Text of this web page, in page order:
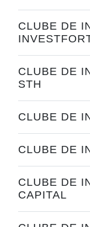
CLUBE DE
CLUBE DE
STH
CLUBE DE
CLUBE DE
CLUBE DE
CAPITAL